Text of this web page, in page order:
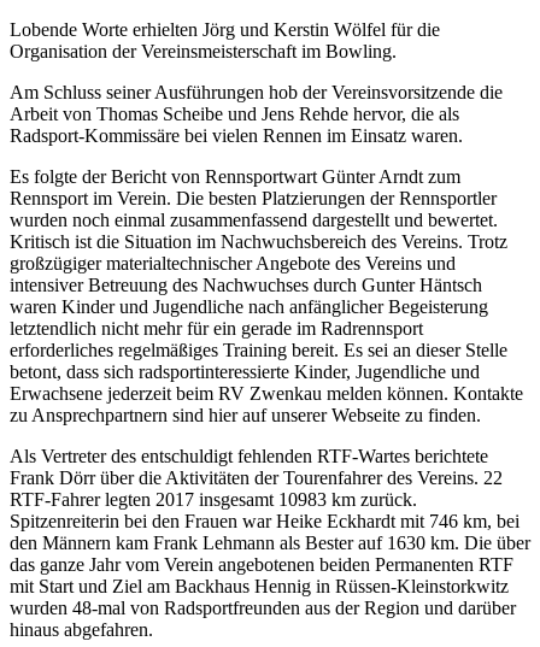
Lobende Worte erhielten Jörg und Kerstin Wölfel für die
Organisation der Vereinsmeisterschaft im Bowling.
Am Schluss seiner Ausführungen hob der Vereinsvorsitzende die
Arbeit von Thomas Scheibe und Jens Rehde hervor, die als
Radsport-Kommissäre bei vielen Rennen im Einsatz waren.
Es folgte der Bericht von Rennsportwart Günter Arndt zum
Rennsport im Verein. Die besten Platzierungen der Rennsportler
wurden noch einmal zusammenfassend dargestellt und bewertet.
Kritisch ist die Situation im Nachwuchsbereich des Vereins. Trotz
großzügiger materialtechnischer Angebote des Vereins und
intensiver Betreuung des Nachwuchses durch Gunter Häntsch
waren Kinder und Jugendliche nach anfänglicher Begeisterung
letztendlich nicht mehr für ein gerade im Radrennsport
erforderliches regelmäßiges Training bereit. Es sei an dieser Stelle
betont, dass sich radsportinteressierte Kinder, Jugendliche und
Erwachsene jederzeit beim RV Zwenkau melden können. Kontakte
zu Ansprechpartnern sind hier auf unserer Webseite zu finden.
Als Vertreter des entschuldigt fehlenden RTF-Wartes berichtete
Frank Dörr über die Aktivitäten der Tourenfahrer des Vereins. 22
RTF-Fahrer legten 2017 insgesamt 10983 km zurück.
Spitzenreiterin bei den Frauen war Heike Eckhardt mit 746 km, bei
den Männern kam Frank Lehmann als Bester auf 1630 km. Die über
das ganze Jahr vom Verein angebotenen beiden Permanenten RTF
mit Start und Ziel am Backhaus Hennig in Rüssen-Kleinstorkwitz
wurden 48-mal von Radsportfreunden aus der Region und darüber
hinaus abgefahren.